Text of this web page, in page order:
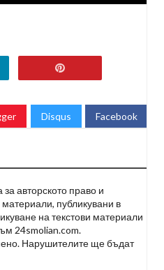
Disqus Facebook
авторското право и
публикувани в
на текстови материали
24smolian.com.
Нарушителите ще бъдат